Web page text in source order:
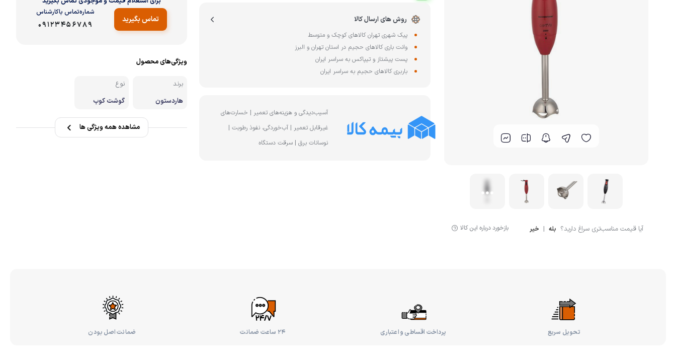
وافل ساز
هات داگ پز
آیا قیمت مناسب‌تری سراغ دارید؟ بله | خیر بازخورد درباره این کالا
روش های ارسال کالا
پیک شهری تهران کالاهای کوچک و متوسط
وانت باری کالاهای حجیم در استان تهران و البرز
پست پیشتاز و تیپاکس به سراسر ایران
باربری کالاهای حجیم به سراسر ایران
آسیب‌دیدگی و هزینه‌های تعمیر | خسارت‌های
غیرقابل تعمیر | آب‌خوردگی، نفوذ رطوبت |
نوسانات برق | سرقت دستگاه
تماس بگیرید
شماره‌تماس‌ با‌کارشناس
09123456789
ویژگی‌های محصول
برند
هاردستون
نوع
گوشت کوب
مشاهده همه ویژگی ها
تحویل سریع پرداخت اقساطی و اعتباری ۲۴ ساعت ضمانت ضمانت اصل بودن